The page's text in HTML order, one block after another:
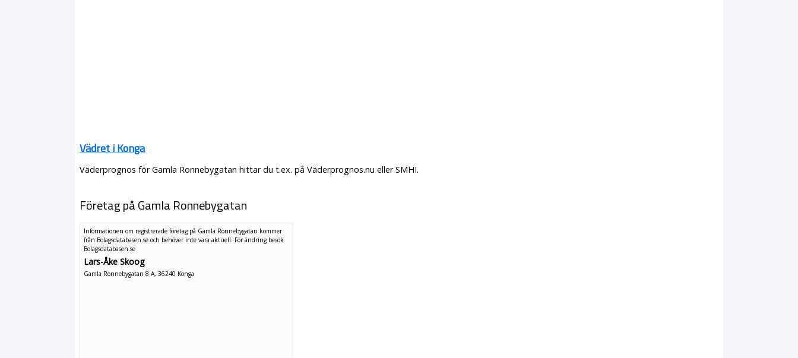
Vädret i Konga
Väderprognos för Gamla Ronnebygatan hittar du t.ex. på Väderprognos.nu eller SMHI.
Företag på Gamla Ronnebygatan
Informationen om registrerade företag på Gamla Ronnebygatan kommer
från Bolagsdatabasen.se och behöver inte vara aktuell. För ändring besök
Bolagsdatabasen.se
Lars-Åke Skoog
Gamla Ronnebygatan 8 A, 36240 Konga